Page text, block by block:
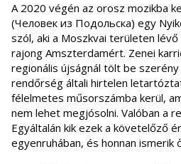
A 2020 végén az orosz mozikba
(Человек из Подольска) egy
szól, aki a Moszkvai területen
rajong Amszterdamért. Zenei
regionális újságnál tölt be
rendőrség általi hirtelen
félelmetes műsorszámba kerül,
nem lehet megjósolni. Valóban a
Egyáltalán kik ezek a követelőző
egyenruhában, és honnan ismerik